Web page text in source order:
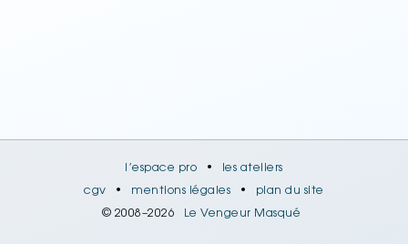
l’espace pro • les ateliers
cgv • mentions légales • plan du site
© 2008–2026 Le Vengeur Masqué